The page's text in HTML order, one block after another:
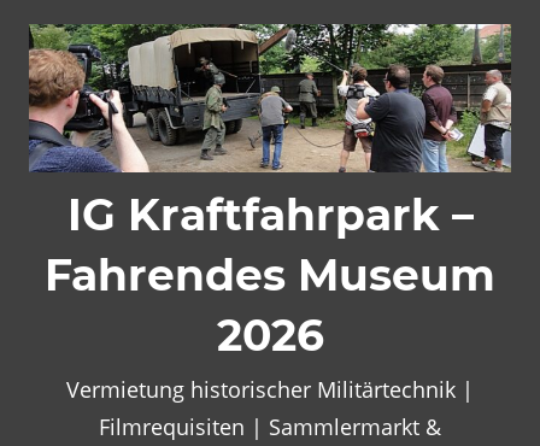
Inhalt
springen
IG Kraftfahrpark –
Fahrendes Museum
2026
Vermietung historischer Militärtechnik |
Filmrequisiten | Sammlermarkt &